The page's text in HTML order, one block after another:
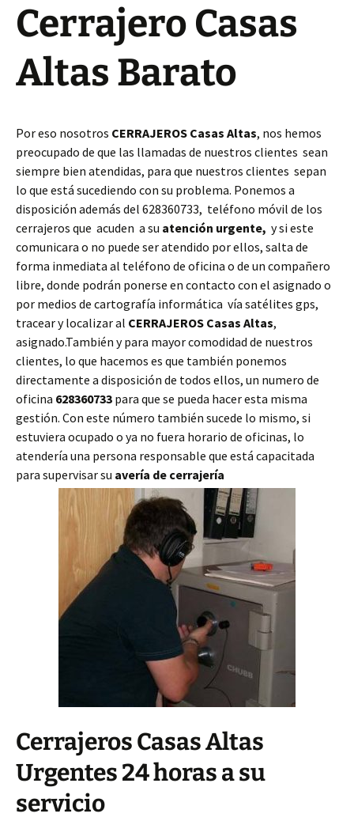
Cerrajero Casas
Altas Barato
Por eso nosotros CERRAJEROS Casas Altas, nos hemos
preocupado de que las llamadas de nuestros clientes sean
siempre bien atendidas, para que nuestros clientes sepan
lo que está sucediendo con su problema. Ponemos a
disposición además del 628360733, teléfono móvil de los
cerrajeros que acuden a su atención urgente, y si este
comunicara o no puede ser atendido por ellos, salta de
forma inmediata al teléfono de oficina o de un compañero
libre, donde podrán ponerse en contacto con el asignado o
por medios de cartografía informática vía satélites gps,
tracear y localizar al CERRAJEROS Casas Altas,
asignado.También y para mayor comodidad de nuestros
clientes, lo que hacemos es que también ponemos
directamente a disposición de todos ellos, un numero de
oficina 628360733 para que se pueda hacer esta misma
gestión. Con este número también sucede lo mismo, si
estuviera ocupado o ya no fuera horario de oficinas, lo
atendería una persona responsable que está capacitada
para supervisar su avería de cerrajería
Cerrajeros Casas Altas
Urgentes 24 horas a su
servicio